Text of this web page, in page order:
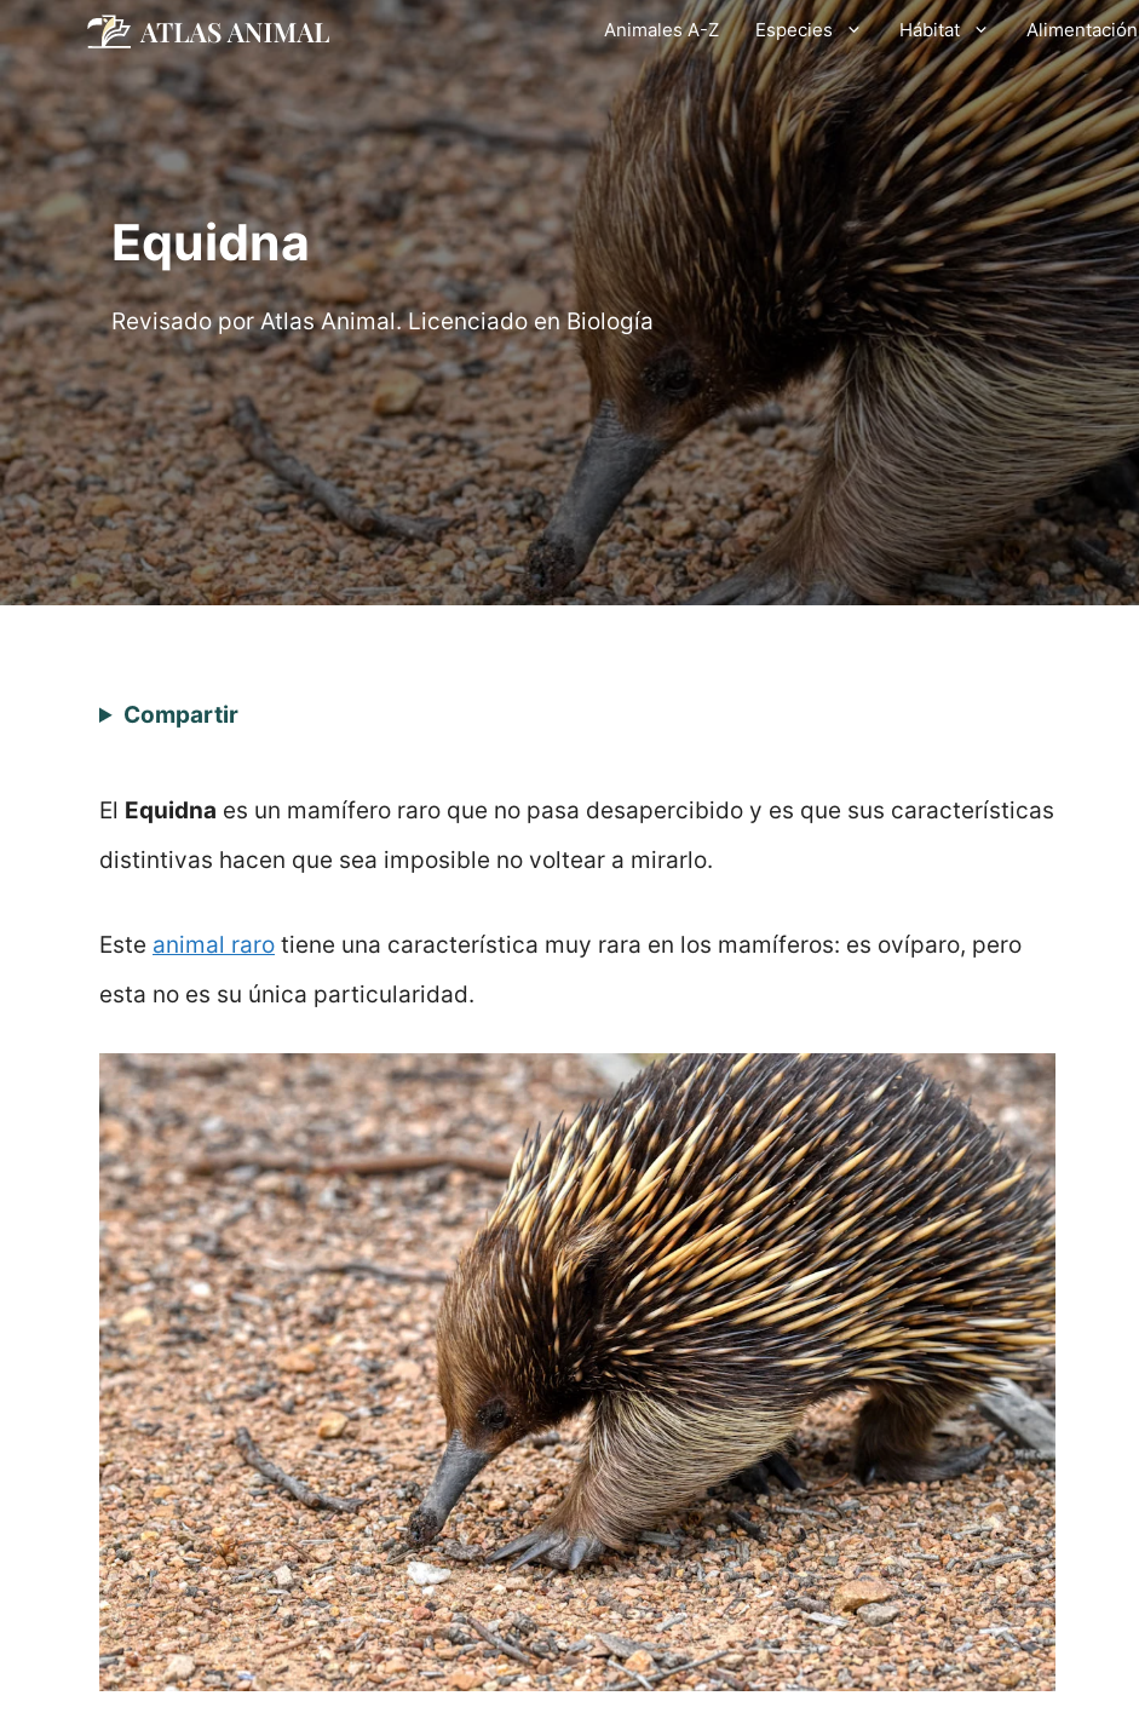
Saltar
al
contenido
Animales A-Z Especies Hábitat Alimentación
Equidna
Revisado por Atlas Animal. Licenciado en Biología
Compartir
El Equidna es un mamífero raro que no pasa desapercibido y es que sus características
distintivas hacen que sea imposible no voltear a mirarlo.
Este animal raro tiene una característica muy rara en los mamíferos: es ovíparo, pero
esta no es su única particularidad.